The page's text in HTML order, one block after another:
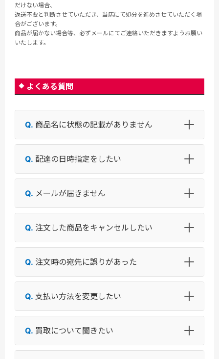
だけない場合、
返送不要と判断させていただき、当店にて処分を進めさせていただく場
合がございます。
商品が届かない場合等、必ずメールにてご連絡いただきますようお願い
いたします。
よくある質問
商品名に状態の記載がありません
配達の日時指定をしたい
メールが届きません
注文した商品をキャンセルしたい
注文時の宛先に誤りがあった
支払い方法を変更したい
買取について聞きたい